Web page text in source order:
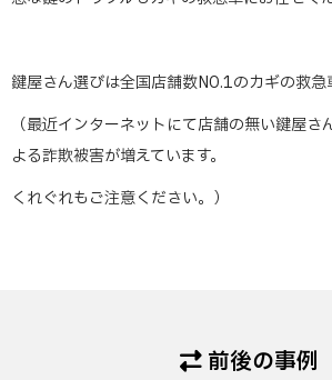
鍵屋さん選びは全国店舗数NO.1のカギの救急
（最近インターネットにて店舗の無い鍵屋さ
よる詐欺被害が増えています。
くれぐれもご注意ください。）
前後の事例